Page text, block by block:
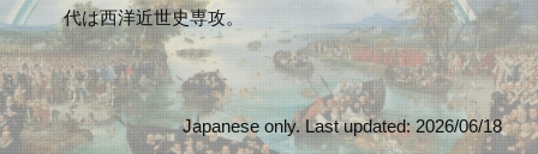
代は西洋近世史専攻。
Japanese only. Last updated: 2026/06/18